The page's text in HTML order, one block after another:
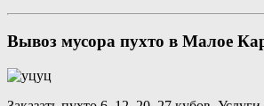
Вывоз мусора пухто в Малое